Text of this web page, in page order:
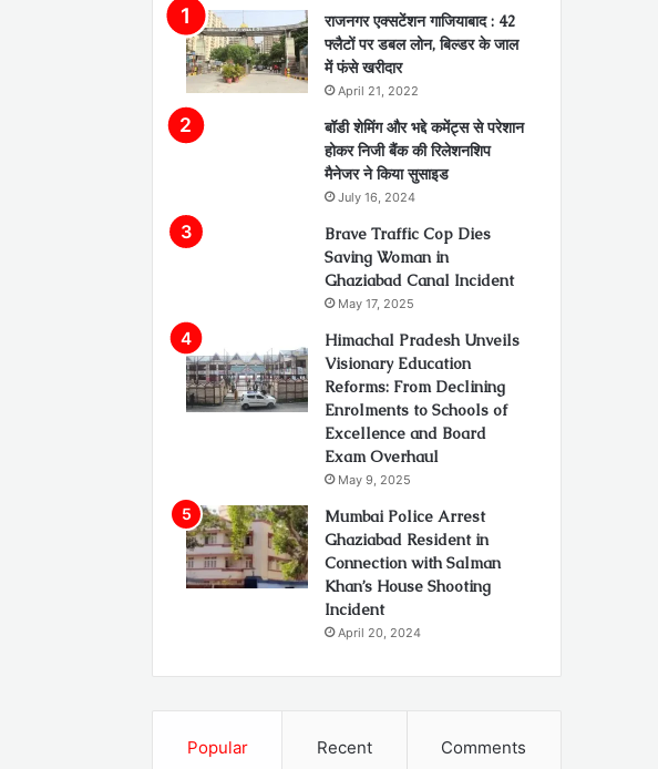
राजनगर एक्सटेंशन गाजियाबाद : 42
फ्लैटों पर डबल लोन, बिल्डर के जाल
में फंसे खरीदार
April 21, 2022
बॉडी शेमिंग और भद्दे कमेंट्स से परेशान
होकर निजी बैंक की रिलेशनशिप
मैनेजर ने किया सुसाइड
July 16, 2024
Brave Traffic Cop Dies
Saving Woman in
Ghaziabad Canal Incident
May 17, 2025
Himachal Pradesh Unveils
Visionary Education
Reforms: From Declining
Enrolments to Schools of
Excellence and Board
Exam Overhaul
May 9, 2025
Mumbai Police Arrest
Ghaziabad Resident in
Connection with Salman
Khan’s House Shooting
Incident
April 20, 2024
Popular Recent Comments